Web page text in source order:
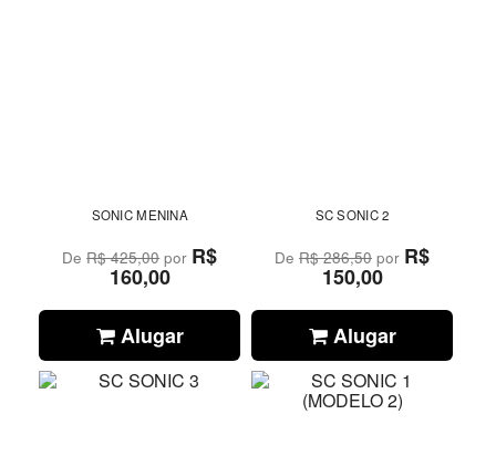
SONIC MENINA
DeR$ 425,00por R$
160,00
Alugar
SC SONIC 2
DeR$ 286,50 por R$
150,00
Alugar